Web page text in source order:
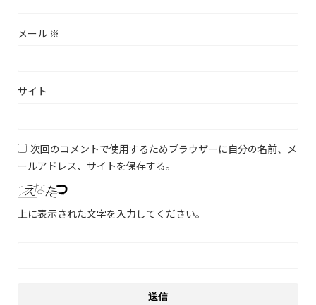
メール ※
サイト
次回のコメントで使用するためブラウザーに自分の名前、メ
ールアドレス、サイトを保存する。
上に表示された文字を入力してください。